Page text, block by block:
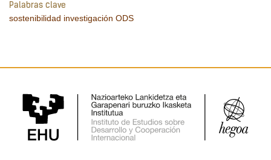
Palabras clave
sostenibilidad investigación ODS